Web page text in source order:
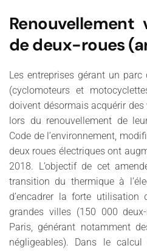
de deux-roues
Les entreprises gérant un
(cyclomoteurs et
doivent désormais acquérir
lors du renouvellement de
Code de l’environnement,
deux roues électriques ont
2018. L’objectif de cet
transition du thermique à
d’encadrer la forte
grandes villes (150 000
Paris, générant notamment
négligeables). Dans le